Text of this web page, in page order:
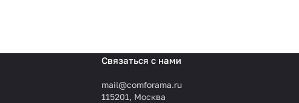
Связаться с нами
mail@comforama.ru
115201, Москва